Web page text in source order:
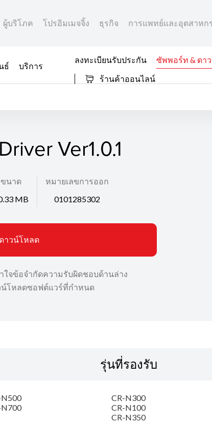
ผู้บริโภค โปรอิมเมจจิ้ง ธุรกิจ การแพทย์และอุตสาหก
ธ์
บริการ
ลงทะเบียนรับประกัน
ซัพพอร์ท & ดา
ร้านค้าออนไลน์
Ver1.0.1
ขนาด
MB
หมายเลขการออก
0101285302
ดาวน์โหลด
ใจข้อจำกัดความรับผิดชอบด้านล่าง
น์โหลดซอฟต์แวร์ที่กำหนด
รุ่นที่รองรับ
N500 CR-N300
N700
CR-N100
CR-N350